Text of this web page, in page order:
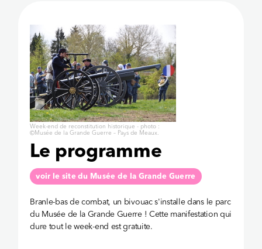
Week-end de reconstitution historique - photo :
©Musée de la Grande Guerre – Pays de Meaux.
Le programme
voir le site du Musée de la Grande Guerre
Branle-bas de combat, un bivouac s'installe dans le parc
du Musée de la Grande Guerre ! Cette manifestation qui
dure tout le week-end est gratuite.